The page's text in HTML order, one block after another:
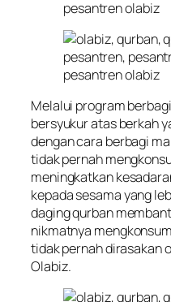
Melalui program
bersyukur atas berkah
dengan cara berbagi
tidak pernah
meningkatkan
kepada sesama yang
daging qurban
nikmatnya
tidak pernah dirasakan
Olabiz.